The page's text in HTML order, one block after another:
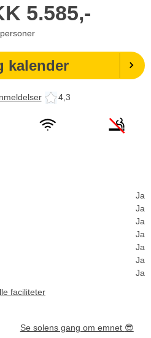
5.585,-
personer
kalender
4,3
Ja
Ja
Ja
Ja
Ja
Ja
Ja
faciliteter
Se solens gang om emnet 😎